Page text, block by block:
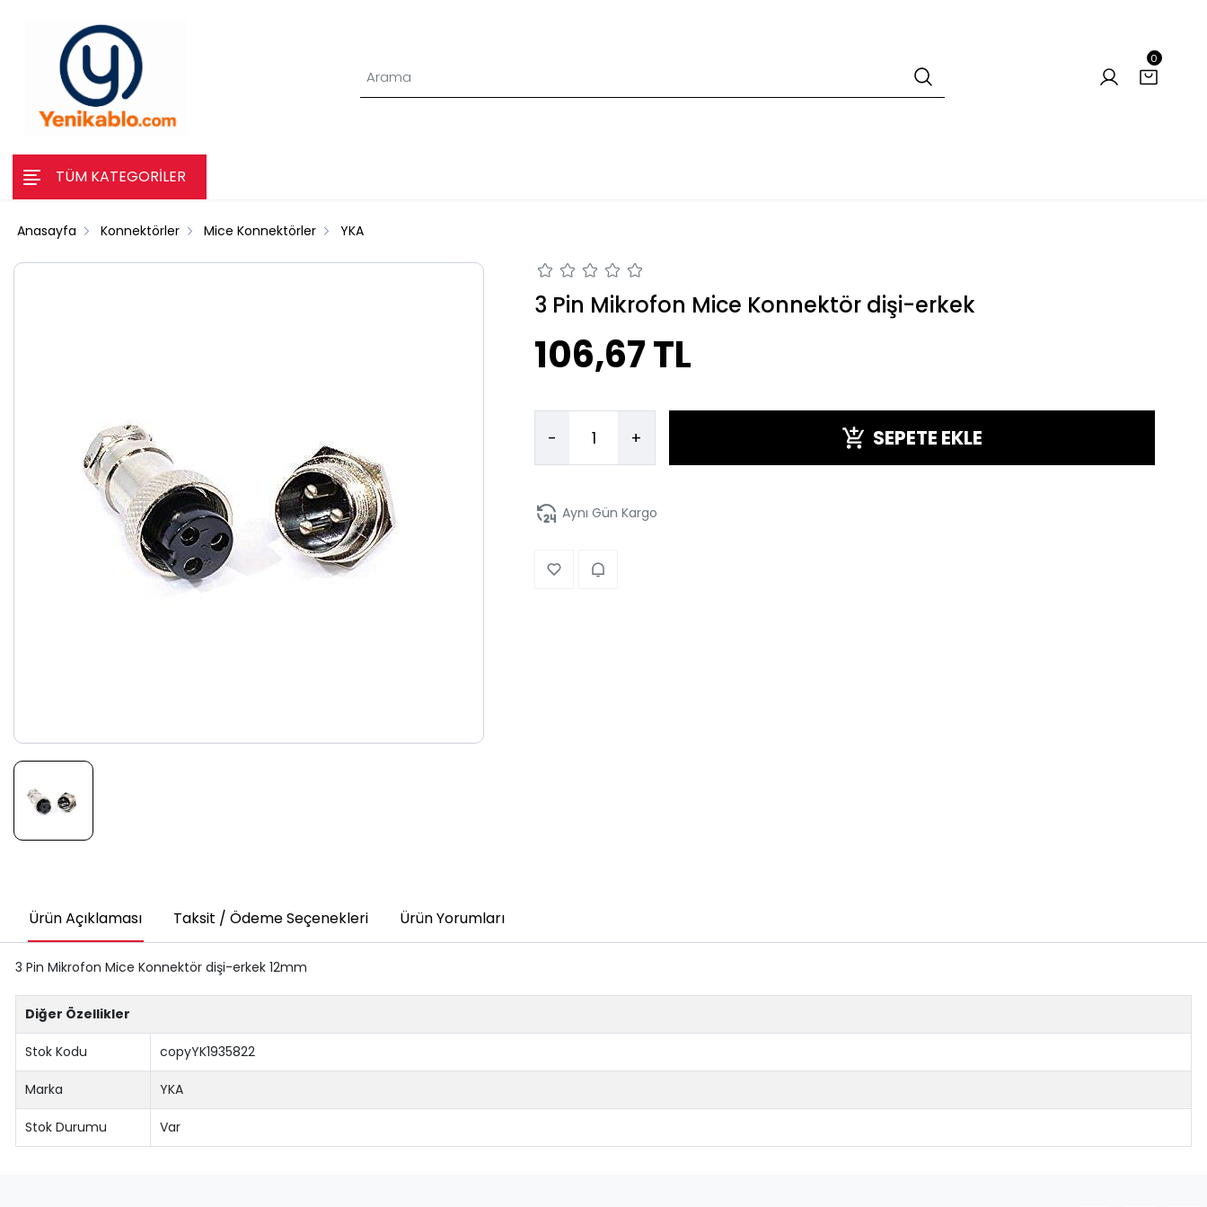
0
TÜM KATEGORİLER
Anasayfa Konnektörler Mice Konnektörler YKA
3 Pin Mikrofon Mice Konnektör dişi-erkek
106,67 TL
- + SEPETE EKLE
Aynı Gün Kargo
Ürün Açıklaması Taksit / Ödeme Seçenekleri Ürün Yorumları
3 Pin Mikrofon Mice Konnektör dişi-erkek 12mm
Diğer Özellikler
Stok Kodu copyYK1935822
Marka YKA
Stok Durumu Var